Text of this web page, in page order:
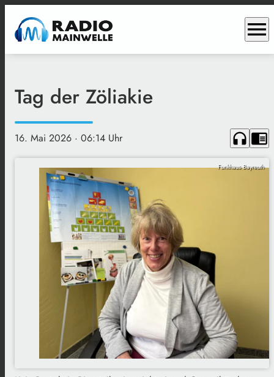
menu
Tag der Zöliakie
16. Mai 2026 · 06:14 Uhr headphones chrome_reader_mode
Funkhaus Bayreuth